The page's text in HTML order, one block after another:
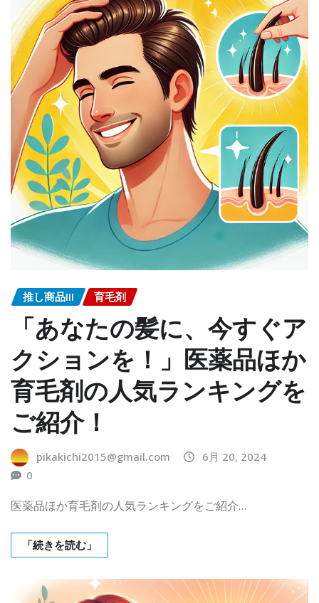
推し商品III 育毛剤
「あなたの髪に、今すぐア
クションを！」医薬品ほか
育毛剤の人気ランキングを
ご紹介！
pikakichi2015@gmail.com
6月 20, 2024
0
医薬品ほか育毛剤の人気ランキングをご紹介…
「続きを読む」